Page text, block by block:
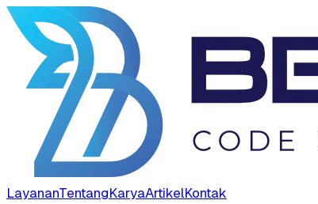
LayananTentangKaryaArtikelKontak